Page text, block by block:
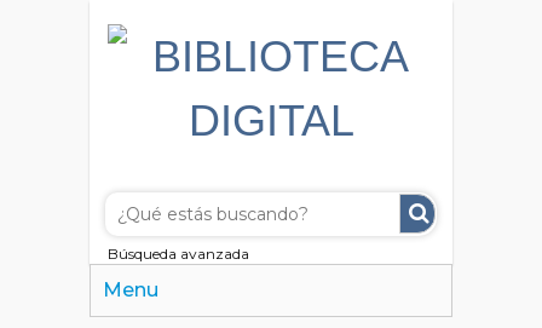
Búsqueda avanzada
Menu